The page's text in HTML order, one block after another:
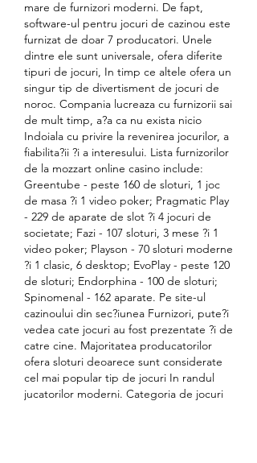
mare de furnizori moderni. De fapt,
software-ul pentru jocuri de cazinou este
furnizat de doar 7 producatori. Unele
dintre ele sunt universale, ofera diferite
tipuri de jocuri, In timp ce altele ofera un
singur tip de divertisment de jocuri de
noroc. Compania lucreaza cu furnizorii sai
de mult timp, a?a ca nu exista nicio
Indoiala cu privire la revenirea jocurilor, a
fiabilita?ii ?i a interesului. Lista furnizorilor
de la mozzart online casino include:
Greentube - peste 160 de sloturi, 1 joc
de masa ?i 1 video poker; Pragmatic Play
- 229 de aparate de slot ?i 4 jocuri de
societate; Fazi - 107 sloturi, 3 mese ?i 1
video poker; Playson - 70 sloturi moderne
?i 1 clasic, 6 desktop; EvoPlay - peste 120
de sloturi; Endorphina - 100 de sloturi;
Spinomenal - 162 aparate. Pe site-ul
cazinoului din sec?iunea Furnizori, pute?i
vedea cate jocuri au fost prezentate ?i de
catre cine. Majoritatea producatorilor
ofera sloturi deoarece sunt considerate
cel mai popular tip de jocuri In randul
jucatorilor moderni. Categoria de jocuri